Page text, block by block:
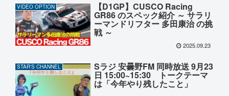
VIDEO OPTION 【D1GP】CUSCO Racing
GR86 のスペック紹介 ～ サラリ
ーマンドリフター 多田康治 の挑
戦 ～
2025.09.23
STAR'S CHANNEL Sラジ 安曇野FM 同時放送 9月23
日 15:00~15:30 トークテーマ
は「今年やり残したこと」